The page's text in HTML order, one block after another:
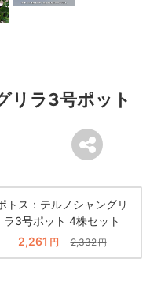
リラ3号ポット
トス：テルノシャングリ
ラ3号ポット 4株セット
2,261 円 2,332円